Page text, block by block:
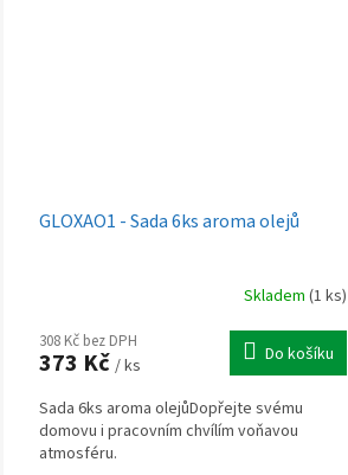
GLOXAO1 - Sada 6ks aroma olejů
Skladem (1 ks)
308 Kč bez DPH
373 Kč / ks Do košíku
Sada 6ks aroma olejůDopřejte svému
domovu i pracovním chvílím voňavou
atmosféru.